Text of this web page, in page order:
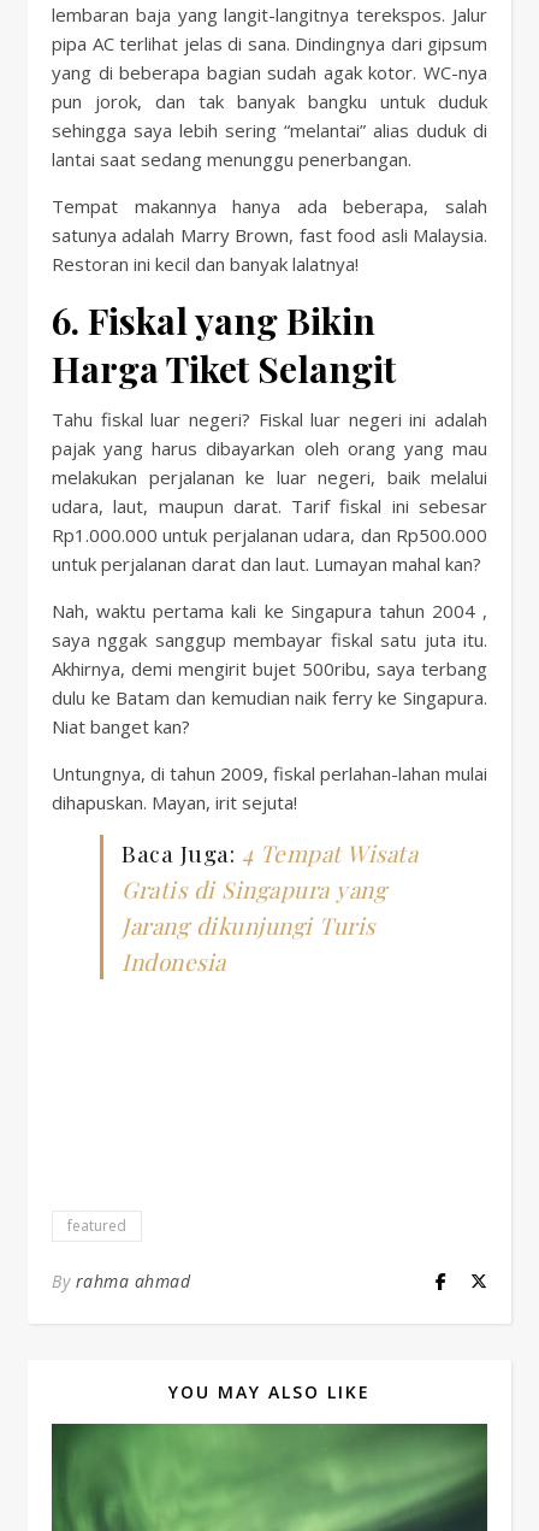
lembaran baja yang langit-langitnya terekspos. Jalur
pipa AC terlihat jelas di sana. Dindingnya dari gipsum
yang di beberapa bagian sudah agak kotor. WC-nya
pun jorok, dan tak banyak bangku untuk duduk
sehingga saya lebih sering “melantai” alias duduk di
lantai saat sedang menunggu penerbangan.
Tempat makannya hanya ada beberapa, salah
satunya adalah Marry Brown, fast food asli Malaysia.
Restoran ini kecil dan banyak lalatnya!
6. Fiskal yang Bikin
Harga Tiket Selangit
Tahu fiskal luar negeri? Fiskal luar negeri ini adalah
pajak yang harus dibayarkan oleh orang yang mau
melakukan perjalanan ke luar negeri, baik melalui
udara, laut, maupun darat. Tarif fiskal ini sebesar
Rp1.000.000 untuk perjalanan udara, dan Rp500.000
untuk perjalanan darat dan laut. Lumayan mahal kan?
Nah, waktu pertama kali ke Singapura tahun 2004 ,
saya nggak sanggup membayar fiskal satu juta itu.
Akhirnya, demi mengirit bujet 500ribu, saya terbang
dulu ke Batam dan kemudian naik ferry ke Singapura.
Niat banget kan?
Untungnya, di tahun 2009, fiskal perlahan-lahan mulai
dihapuskan. Mayan, irit sejuta!
Baca Juga: 4 Tempat Wisata
Gratis di Singapura yang
Jarang dikunjungi Turis
Indonesia
featured
By rahma ahmad
YOU MAY ALSO LIKE